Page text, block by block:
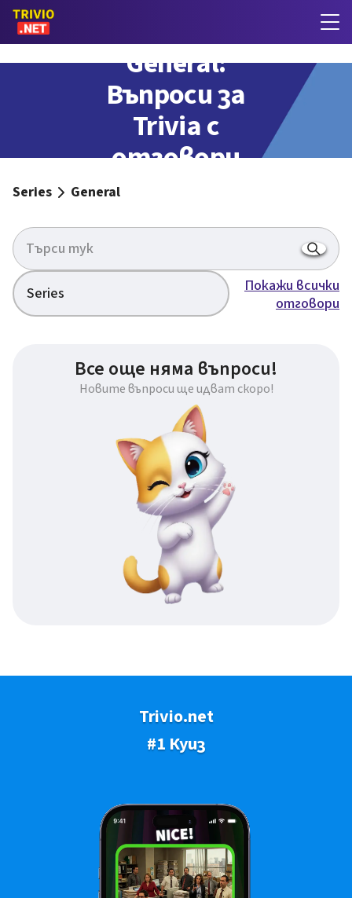
General:
Въпроси за
Trivia с
отговори
Series General
Series
Покажи всички
отговори
Все още няма въпроси!
Новите въпроси ще идват скоро!
Trivio.net
#1 Куиз